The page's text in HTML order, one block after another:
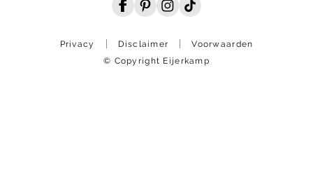
Privacy Disclaimer
Voorwaarden
© Copyright Eijerkamp